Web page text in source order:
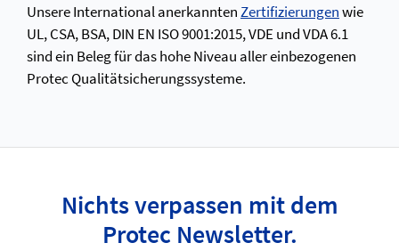
Unsere International anerkanntenZertifizierungenwie
UL, CSA, BSA, DIN EN ISO 9001:2015, VDE und VDA 6.1
sind ein Beleg für das hohe Niveau aller einbezogenen
Protec Qualitätsicherungssysteme.
Nichts verpassen mit dem
Protec Newsletter.